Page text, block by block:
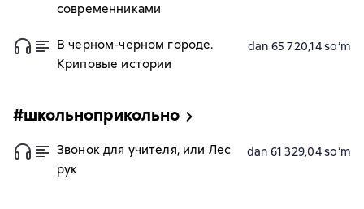
современниками
В черном-черном городе.
Криповые истории
dan 65 720,14 soʻm
#школьноприкольно
Звонок для учителя, или Лес
рук
dan 61 329,04 soʻm